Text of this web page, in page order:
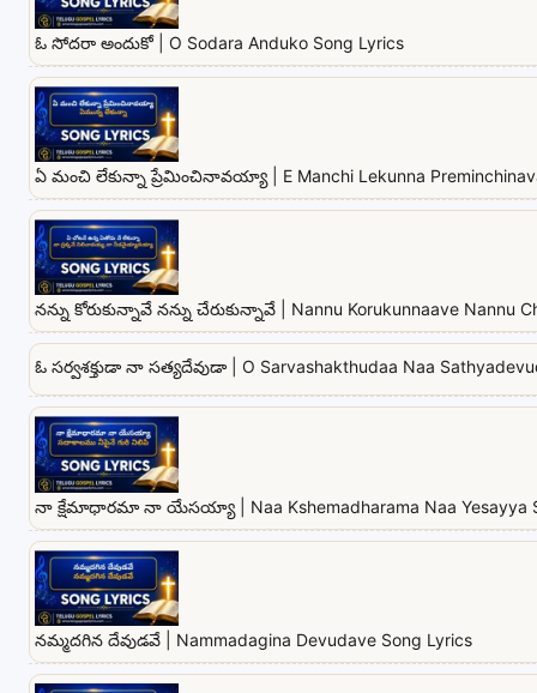
ఓ సోదరా అందుకో | O Sodara Anduko Song Lyrics
ఏ మంచి లేకున్నా ప్రేమించినావయ్యా | E Manchi Lekunna
నన్ను కోరుకున్నావే నన్ను చేరుకున్నావే | Nannu Korukunnaave Nannu
ఓ సర్వశక్తుడా నా సత్యదేవుడా | O Sarvashakthudaa Naa
నా క్షేమాధారమా నా యేసయ్యా | Naa Kshemadharama Naa Yesayya
నమ్మదగిన దేవుడవే | Nammadagina Devudave Song Lyrics